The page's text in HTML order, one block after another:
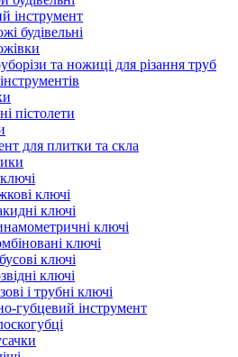
інструмент
будівельні
та ножиці для різання труб
пістолети
для плитки та скла
ключі
ключі
ключі
ключі
ключі
ключі
і трубні ключі
губцевий інструмент